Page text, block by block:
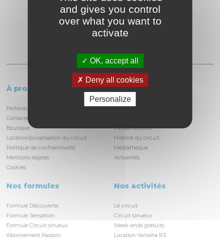
À propos
Partenaires et locataires
Contactez-nous
Boutique
Location/privatisation du circuit
Politique de confidentialité
Mentions légales
Cookies
Le circuit
Informations pratiques
Infrastructures
Histoire du circuit
Médiathèque
Actualités
Nos formules
Formule Découverte
Formule Sensation
Formule Circuit sinueux
Abonnement Passion
Nos activités
Le circuit
Circuit sinueux
Week-ends gratuits
Location Yamaha R3
and gives you control
over what you want to
activate
OK, accept all
Deny all cookies
Personalize